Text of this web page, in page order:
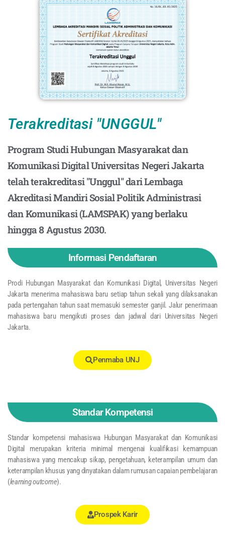
Terakreditasi "UNGGUL"
Program Studi Hubungan Masyarakat dan
Komunikasi Digital Universitas Negeri Jakarta
telah terakreditasi "Unggul" dari Lembaga
Akreditasi Mandiri Sosial Politik Administrasi
dan Komunikasi (LAMSPAK) yang berlaku
hingga 8 Agustus 2030.
Informasi Pendaftaran
Prodi Hubungan Masyarakat dan Komunikasi Digital, Universitas Negeri
Jakarta menerima mahasiswa baru setiap tahun sekali yang dilaksanakan
pada pertengahan tahun saat memasuki semester ganjil. Jalur penerimaan
mahasiswa baru mengikuti proses dan jadwal dari Universitas Negeri
Jakarta.
Penmaba UNJ
Standar Kompetensi
Standar kompetensi mahasiswa Hubungan Masyarakat dan Komunikasi
Digital merupakan kriteria minimal mengenai kualifikasi kemampuan
mahasiswa yang mencakup sikap, pengetahuan, keterampilan umum dan
keterampilan khusus yang dinyatakan dalam rumusan capaian pembelajaran
(learning outcome).
Prospek Karir